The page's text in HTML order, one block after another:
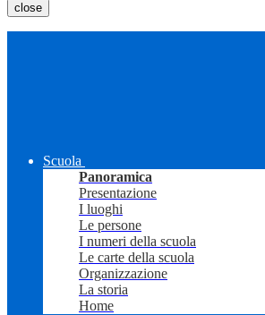
close
Scuola
Panoramica
Presentazione
I luoghi
Le persone
I numeri della scuola
Le carte della scuola
Organizzazione
La storia
Home